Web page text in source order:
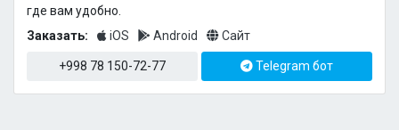
где вам удобно.
Заказать:
iOS Android Сайт
+998 78 150-72-77 Telegram бот